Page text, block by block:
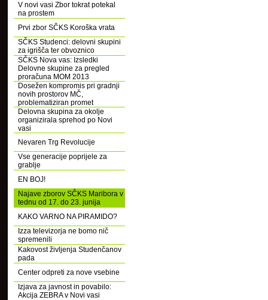
V novi vasi Zbor tokrat potekal
na prostem
Prvi zbor SČKS Koroška vrata
SČKS Studenci: delovni skupini
za igrišča ter obvoznico
SČKS Nova vas: Izsledki
Delovne skupine za pregled
proračuna MOM 2013
Dosežen kompromis pri gradnji
novih prostorov MČ,
problematiziran promet
Delovna skupina za okolje
organizirala sprehod po Novi
vasi
Nevaren Trg Revolucije
Vse generacije poprijele za
grablje
EN BOJ!
Najave zborov SČKS Maribora v
tednu od 17. do 23. junija
KAKO VARNO NA PIRAMIDO?
Izza televizorja ne bomo nič
spremenili
Kakovost življenja Studenčanov
pada
Center odpreti za nove vsebine
Izjava za javnost in povabilo:
Akcija ZEBRA v Novi vasi